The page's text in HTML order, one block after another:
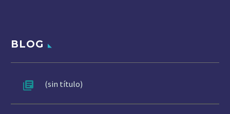
BLOG
(sin título)